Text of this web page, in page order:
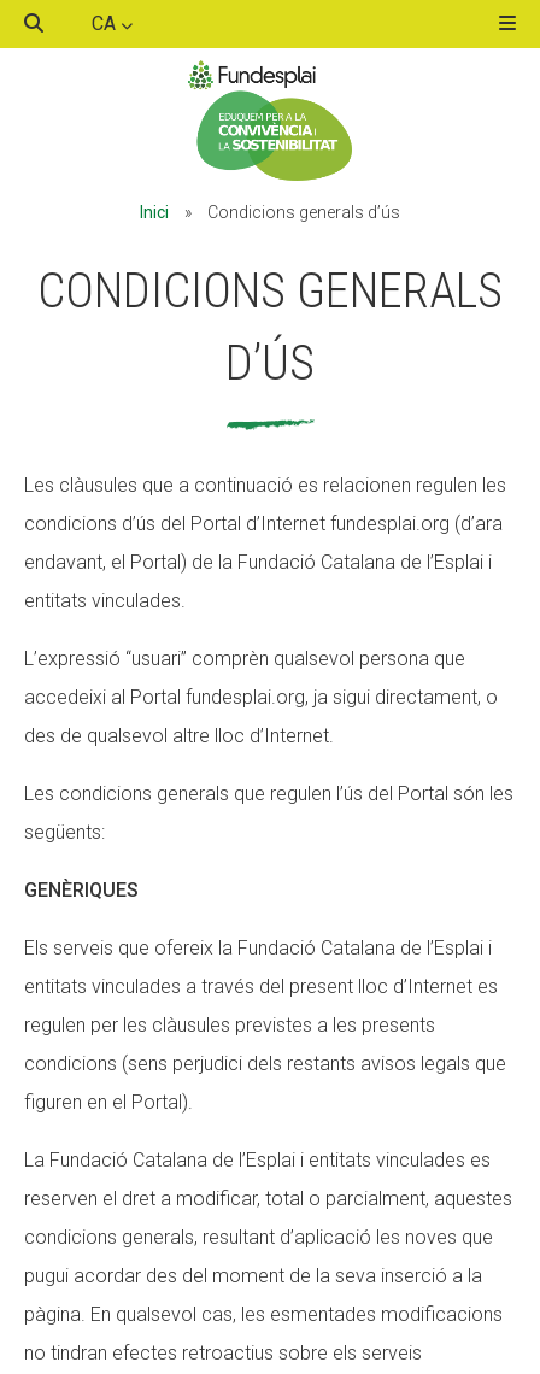
CA
Inici » Condicions generals d’ús
CONDICIONS GENERALS
D’ÚS
Les clàusules que a continuació es relacionen regulen les
condicions d’ús del Portal d’Internet fundesplai.org (d’ara
endavant, el Portal) de la Fundació Catalana de l’Esplai i
entitats vinculades.
L’expressió “usuari” comprèn qualsevol persona que
accedeixi al Portal fundesplai.org, ja sigui directament, o
des de qualsevol altre lloc d’Internet.
Les condicions generals que regulen l’ús del Portal són les
següents:
GENÈRIQUES
Els serveis que ofereix la Fundació Catalana de l’Esplai i
entitats vinculades a través del present lloc d’Internet es
regulen per les clàusules previstes a les presents
condicions (sens perjudici dels restants avisos legals que
figuren en el Portal).
La Fundació Catalana de l’Esplai i entitats vinculades es
reserven el dret a modificar, total o parcialment, aquestes
condicions generals, resultant d’aplicació les noves que
pugui acordar des del moment de la seva inserció a la
pàgina. En qualsevol cas, les esmentades modificacions
no tindran efectes retroactius sobre els serveis
ACTIVITATS D'ESTIU
ALBERG CENTRE ESPLAI
FORMACIÓ
CASES DE COLÒNIES
ESPLAIS
SUPORT TERCER SECTOR
Missió i valors
Els comptes clars
Memòria d'activitats